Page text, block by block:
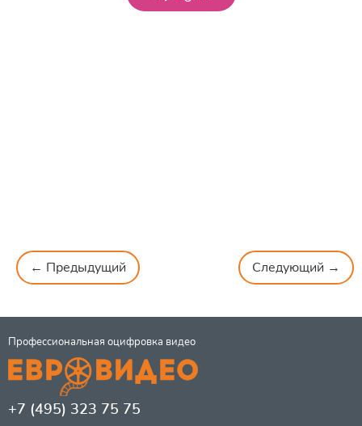
← Предыдущий Следующий →
Профессиональная оцифровка видео
+7 (495) 323 75 75